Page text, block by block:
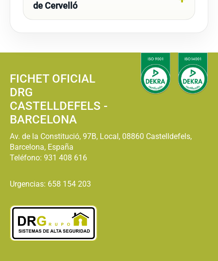
de Cervelló
FICHET OFICIAL
DRG
CASTELLDEFELS -
BARCELONA
Av. de la Constitució, 97B, Local, 08860 Castelldefels,
Barcelona, España
Teléfono: 931 408 616
Urgencias: 658 154 203